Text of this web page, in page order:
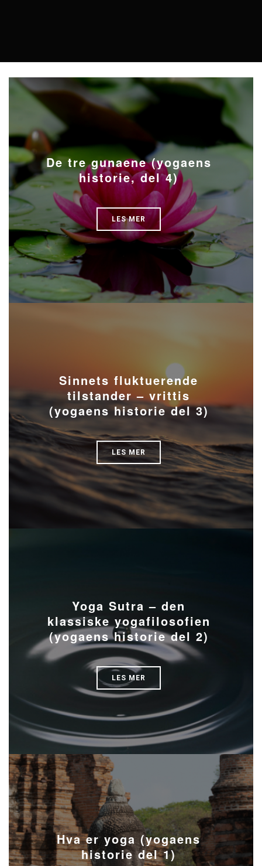
De tre gunaene (yogaens
historie, del 4)
LES MER
Sinnets fluktuerende
tilstander – vrittis
(yogaens historie del 3)
LES MER
Yoga Sutra – den
klassiske yogafilosofien
(yogaens historie del 2)
LES MER
Hva er yoga (yogaens
historie del 1)